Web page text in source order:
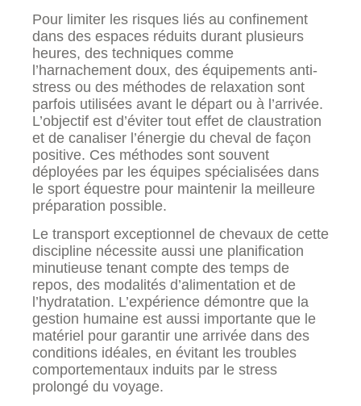
Pour limiter les risques liés au confinement
dans des espaces réduits durant plusieurs
heures, des techniques comme
l’harnachement doux, des équipements anti-
stress ou des méthodes de relaxation sont
parfois utilisées avant le départ ou à l’arrivée.
L’objectif est d’éviter tout effet de claustration
et de canaliser l’énergie du cheval de façon
positive. Ces méthodes sont souvent
déployées par les équipes spécialisées dans
le sport équestre pour maintenir la meilleure
préparation possible.
Le transport exceptionnel de chevaux de cette
discipline nécessite aussi une planification
minutieuse tenant compte des temps de
repos, des modalités d’alimentation et de
l’hydratation. L’expérience démontre que la
gestion humaine est aussi importante que le
matériel pour garantir une arrivée dans des
conditions idéales, en évitant les troubles
comportementaux induits par le stress
prolongé du voyage.